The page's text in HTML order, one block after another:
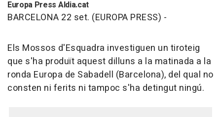
Europa Press Aldia.cat
BARCELONA 22 set. (EUROPA PRESS) -
Els Mossos d'Esquadra investiguen un tiroteig
que s'ha produït aquest dilluns a la matinada a la
ronda Europa de Sabadell (Barcelona), del qual no
consten ni ferits ni tampoc s'ha detingut ningú.